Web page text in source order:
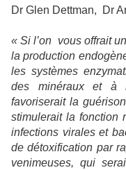
Dr Glen Dettman, Dr
« Si l’on vous offrait
la production
les systèmes
des minéraux et à
favoriserait la
stimulerait la fonction
infections virales et
de détoxification par
venimeuses, qui